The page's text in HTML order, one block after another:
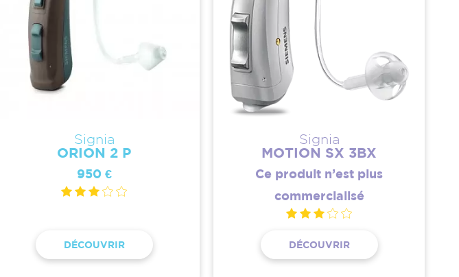
Signia
ORION 2 P
950 €
DÉCOUVRIR
Signia
MOTION SX 3BX
Ce produit n’est plus
commercialisé
DÉCOUVRIR